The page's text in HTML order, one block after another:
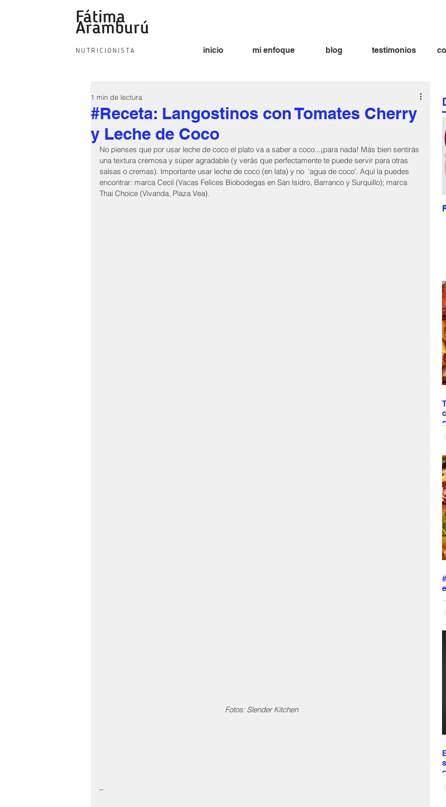
Fátima
Aramburú
inicio mi enfoque blog testimonios
NUTRICIONISTA
#Receta: Langostinos con Tomates Cherry
y Leche de Coco
1 min de lectura
No pienses que por usar leche de coco el plato va a saber a coco...¡para nada! Más bien sentirás
una textura cremosa y súper agradable (y verás que perfectamente te puede servir para otras
salsas o cremas). Importante usar leche de coco (en lata) y no  'agua de coco'. Aquí la puedes
encontrar: marca Cecil (Vacas Felices Biobodegas en San Isidro, Barranco y Surquillo); marca
Thai Choice (Vivanda, Plaza Vea).
Fotos: Slender Kitchen